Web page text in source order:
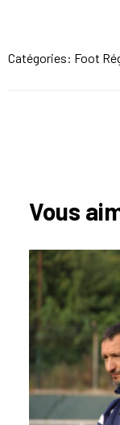
Catégories: Foot
Vous